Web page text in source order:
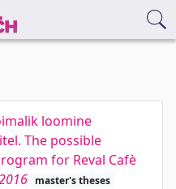
loomine
The possible
for Reval Cafè
master's theses